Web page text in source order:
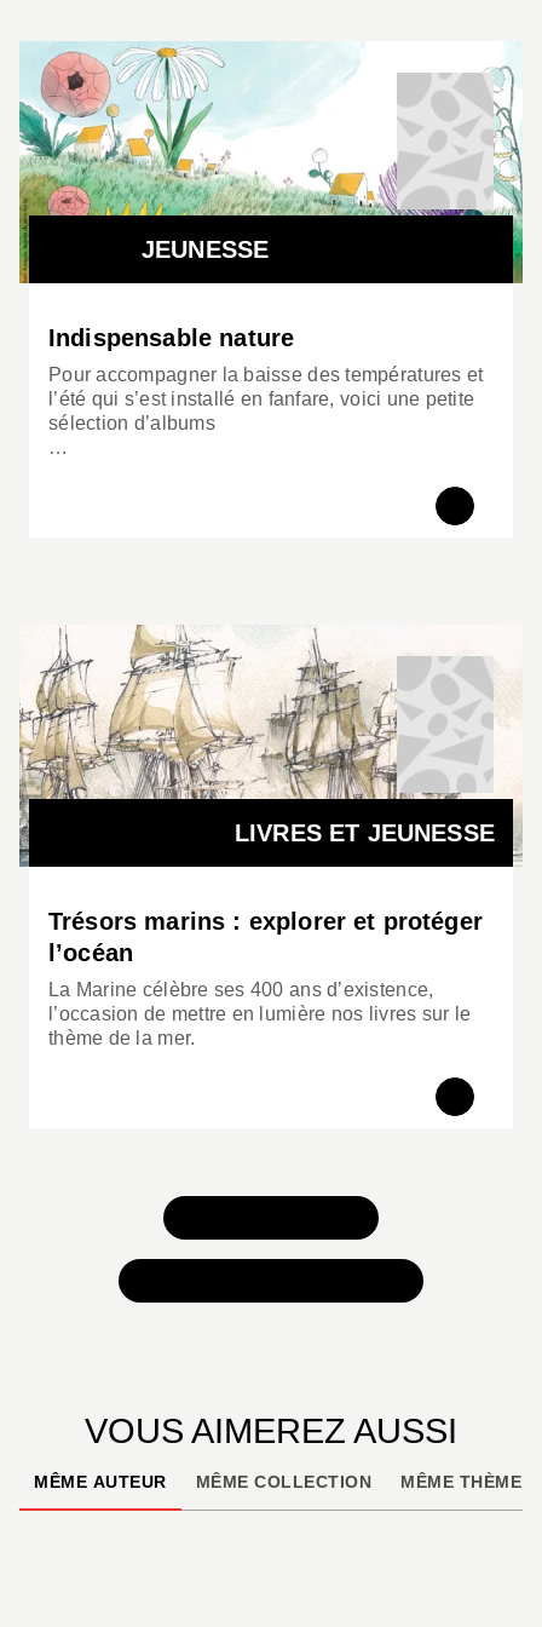
JEUNESSE
Indispensable nature
Pour accompagner la baisse des températures et
l’été qui s’est installé en fanfare, voici une petite
sélection d’albums
…
LIVRES ET JEUNESSE
Trésors marins : explorer et protéger
l’océan
La Marine célèbre ses 400 ans d’existence,
l’occasion de mettre en lumière nos livres sur le
thème de la mer.
VOUS AIMEREZ AUSSI
MÊME AUTEUR MÊME COLLECTION MÊME THÈME